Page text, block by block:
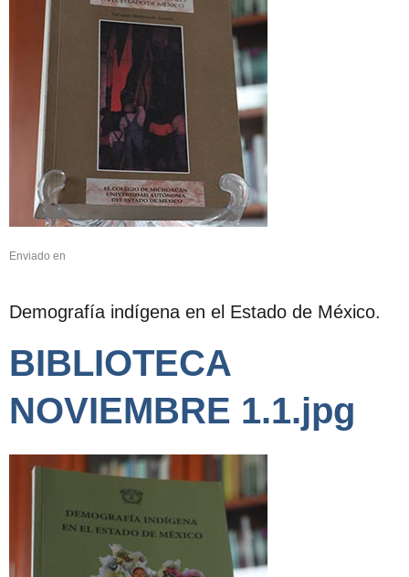
Enviado en
Demografía indígena en el Estado de México.
BIBLIOTECA
NOVIEMBRE 1.1.jpg